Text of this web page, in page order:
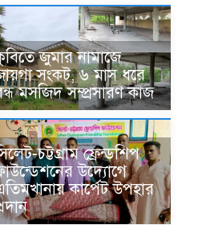
জুমার নামাজে
সংকট, ৬ মাস ধরে
মসজিদ সম্প্রসারণ কাজ
চট্টগ্রাম ফ্রেন্ডশিপ
উদ্যোগে
কার্পেট উপহার